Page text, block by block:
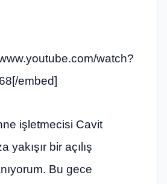
watch?
embed]
işletmecisi Cavit
yakışır bir açılış
Bu gece